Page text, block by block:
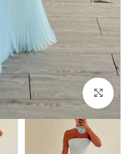
بزرگنمایی تصویر